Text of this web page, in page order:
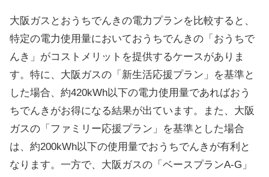
大阪ガスとおうちでんきの電力プランを比較すると、
特定の電力使用量においておうちでんきの「おうちで
んき」がコストメリットを提供するケースがありま
す。特に、大阪ガスの「新生活応援プラン」を基準と
した場合、約420kWh以下の電力使用量であればおう
ちでんきがお得になる結果が出ています。また、大阪
ガスの「ファミリー応援プラン」を基準とした場合
は、約200kWh以下の使用量でおうちでんきが有利と
なります。一方で、大阪ガスの「ベースプランA-G」